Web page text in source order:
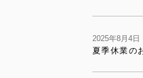
2025年8月4日
夏季休業の